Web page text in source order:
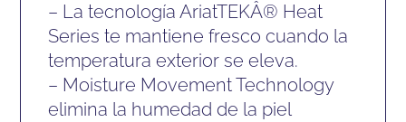
– La tecnología AriatTEKÂ® Heat
Series te mantiene fresco cuando la
temperatura exterior se eleva.
– Moisture Movement Technology
elimina la humedad de la piel